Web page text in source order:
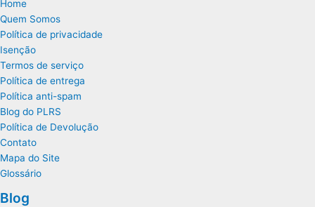
Home
Quem Somos
Política de privacidade
Isenção
Termos de serviço
Política de entrega
Política anti-spam
Blog do PLRS
Política de Devolução
Contato
Mapa do Site
Glossário
Blog